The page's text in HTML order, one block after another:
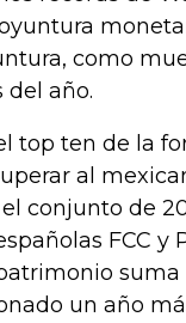
como
del año.
top ten de la
al
conjunto de
FCC y
suma
un año